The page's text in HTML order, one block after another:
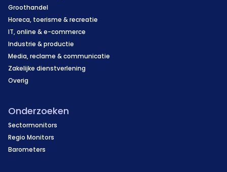
Groothandel
Horeca, toerisme & recreatie
IT, online & e-commerce
Industrie & productie
Media, reclame & communicatie
Zakelijke dienstverlening
Overig
Onderzoeken
Sectormonitors
Regio Monitors
Barometers